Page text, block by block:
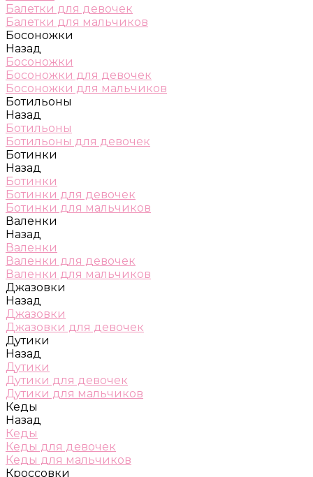
Балетки для девочек
Балетки для мальчиков
Босоножки
Назад
Босоножки
Босоножки для девочек
Босоножки для мальчиков
Ботильоны
Назад
Ботильоны
Ботильоны для девочек
Ботинки
Назад
Ботинки
Ботинки для девочек
Ботинки для мальчиков
Валенки
Назад
Валенки
Валенки для девочек
Валенки для мальчиков
Джазовки
Назад
Джазовки
Джазовки для девочек
Дутики
Назад
Дутики
Дутики для девочек
Дутики для мальчиков
Кеды
Назад
Кеды
Кеды для девочек
Кеды для мальчиков
Кроссовки